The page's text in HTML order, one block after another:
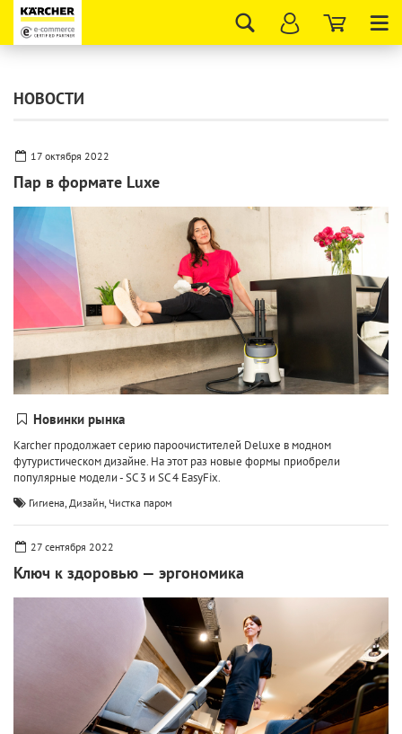
НОВОСТИ
17 октября 2022
Пар в формате Luxe
Новинки рынка
Karcher продолжает серию пароочистителей Deluxe в модном
футуристическом дизайне. На этот раз новые формы приобрели
популярные модели - SC 3 и SC 4 EasyFix.
Гигиена, Дизайн, Чистка паром
27 сентября 2022
Ключ к здоровью — эргономика